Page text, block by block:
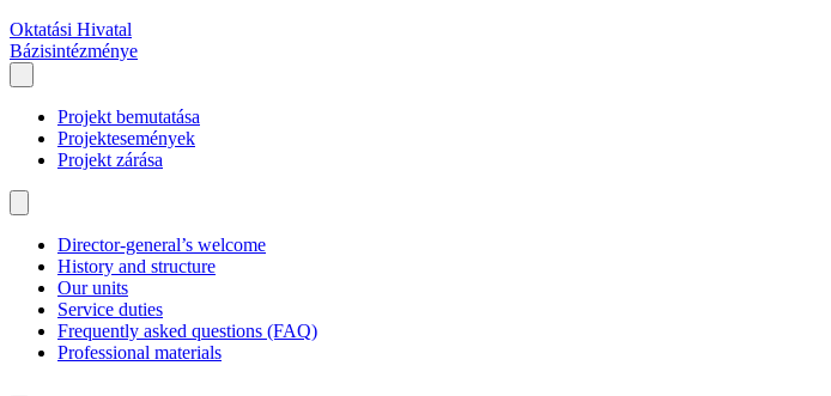
Oktatási Hivatal
Bázisintézménye
Projekt bemutatása
Projektesemények
Projekt zárása
Director-general’s welcome
History and structure
Our units
Service duties
Frequently asked questions (FAQ)
Professional materials